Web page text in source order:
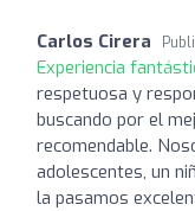
Carlos Cirera
Experiencia
respetuosa y
buscando por el
recomendable.
adolescentes, un
la pasamos